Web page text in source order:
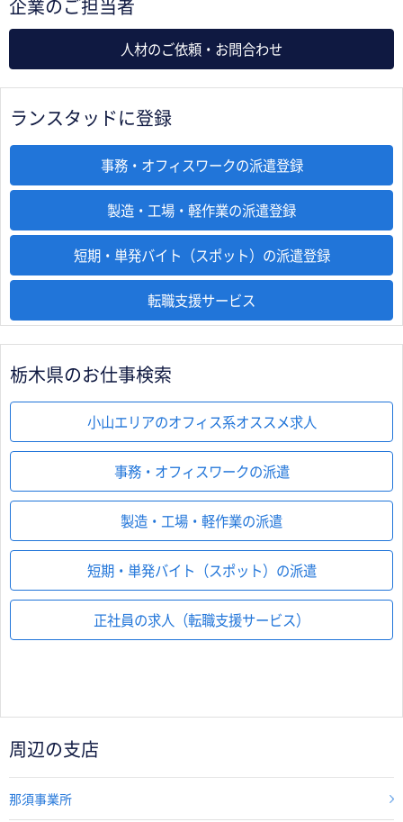
企業のご担当者
人材のご依頼・お問合わせ
ランスタッドに登録
事務・オフィスワークの派遣登録
製造・工場・軽作業の派遣登録
短期・単発バイト（スポット）の派遣登録
転職支援サービス
栃木県のお仕事検索
小山エリアのオフィス系オススメ求人
事務・オフィスワークの派遣
製造・工場・軽作業の派遣
短期・単発バイト（スポット）の派遣
正社員の求人（転職支援サービス）
周辺の支店
那須事業所